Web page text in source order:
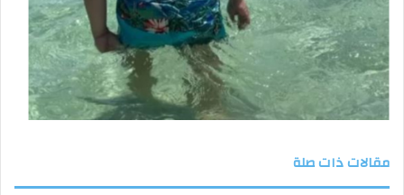
مقالات ذات صلة